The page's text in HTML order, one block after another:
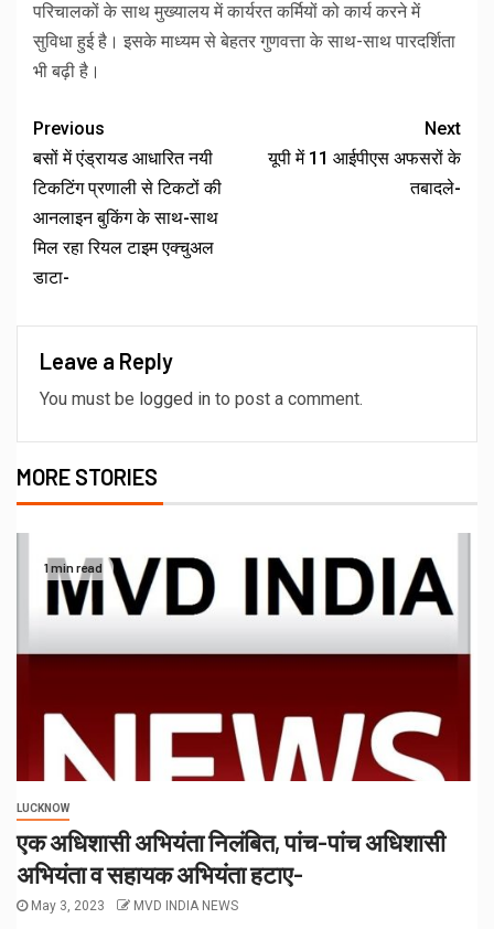
परिचालकों के साथ मुख्यालय में कार्यरत कर्मियों को कार्य करने में
सुविधा हुई है। इसके माध्यम से बेहतर गुणवत्ता के साथ-साथ पारदर्शिता
भी बढ़ी है।
Previous
बसों में एंड्रायड आधारित नयी
टिकटिंग प्रणाली से टिकटों की
आनलाइन बुकिंग के साथ-साथ
मिल रहा रियल टाइम एक्चुअल
डाटा-
Next
यूपी में 11 आईपीएस अफसरों के
तबादले-
Leave a Reply
You must be logged in to post a comment.
MORE STORIES
1 min read
LUCKNOW
एक अधिशासी अभियंता निलंबित, पांच-पांच अधिशासी
अभियंता व सहायक अभियंता हटाए-
May 3, 2023 MVD INDIA NEWS